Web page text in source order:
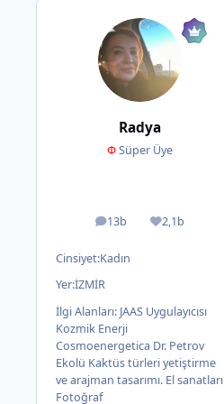
Radya
ΦSüper Üye
13b
ileti 2,1b
İtibar
Cinsiyet:Kadın
Yer:İZMİR
İlgi Alanları: JAAS Uygulayıcısı
Kozmik Enerji
Cosmoenergetica Dr. Petrov
Ekolü Kaktüs türleri yetiştirme
ve arajman tasarımı. El sanatları
Fotoğraf